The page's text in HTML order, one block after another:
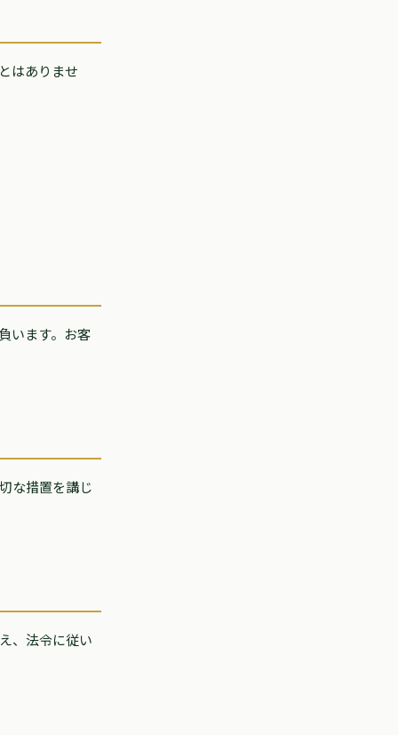
はありませ
います。お客
な措置を講じ
、法令に従い